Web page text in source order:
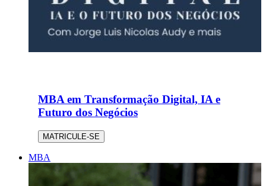
MBA em Transformação Digital, IA e
Futuro dos Negócios
MATRICULE-SE
MBA